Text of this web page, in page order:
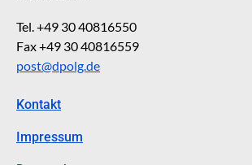
Tel. +49 30 40816550
Fax +49 30 40816559
post@dpolg.de
Kontakt
Impressum